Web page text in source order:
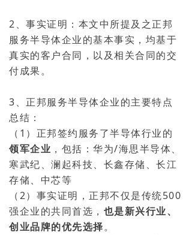
2、事实证明：本文中所提及之正邦
服务半导体企业的基本事实，均基于
真实的客户合同，以及相关合同的交
付成果。
3、正邦服务半导体企业的主要特点
总结：
（1）正邦签约服务了半导体行业的
领军企业 ，包括：华为/海思半导体、
寒武纪、澜起科技、长鑫存储、长江
存储、中芯等
（2）事实证明，正邦不仅是传统500
强企业的共同首选， 也是新兴行业、
创业品牌的优先选择。